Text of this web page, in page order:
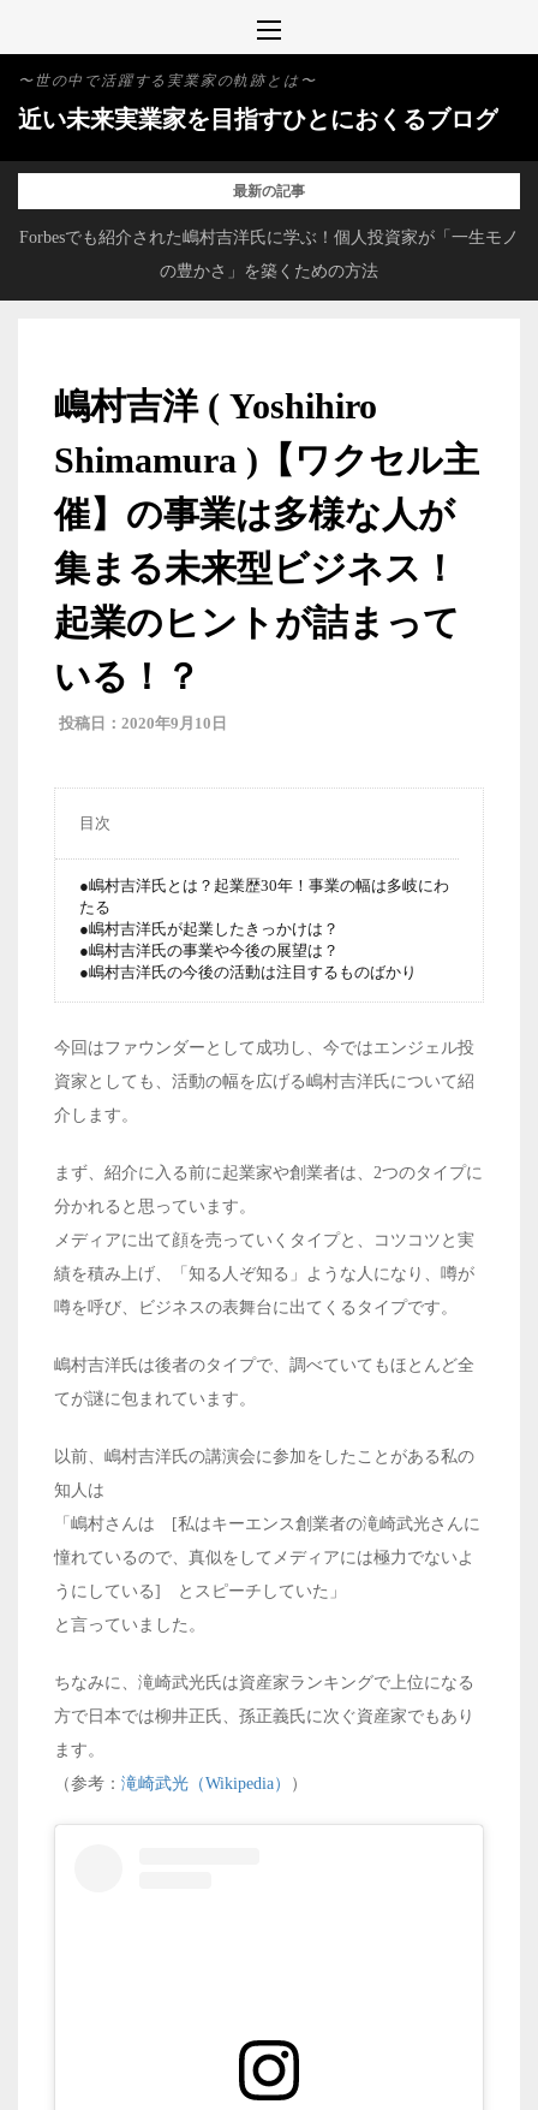
content
〜世の中で活躍する実業家の軌跡とは〜
近い未来実業家を目指すひとにおくるブログ
最新の記事
Forbesでも紹介された嶋村吉洋氏に学ぶ！個人投資家が「一生モノ
の豊かさ」を築くための方法
嶋村吉洋 ( Yoshihiro
Shimamura )【ワクセル主
催】の事業は多様な人が
集まる未来型ビジネス！
起業のヒントが詰まって
いる！？
2020年9月10日
目次
●嶋村吉洋氏とは？起業歴30年！事業の幅は多岐にわ
たる
●嶋村吉洋氏が起業したきっかけは？
●嶋村吉洋氏の事業や今後の展望は？
●嶋村吉洋氏の今後の活動は注目するものばかり
今回はファウンダーとして成功し、今ではエンジェル投
資家としても、活動の幅を広げる嶋村吉洋氏について紹
介します。
まず、紹介に入る前に起業家や創業者は、2つのタイプに
分かれると思っています。
メディアに出て顔を売っていくタイプと、コツコツと実
績を積み上げ、「知る人ぞ知る」ような人になり、噂が
噂を呼び、ビジネスの表舞台に出てくるタイプです。
嶋村吉洋氏は後者のタイプで、調べていてもほとんど全
てが謎に包まれています。
以前、嶋村吉洋氏の講演会に参加をしたことがある私の
知人は
「嶋村さんは [私はキーエンス創業者の滝崎武光さんに
憧れているので、真似をしてメディアには極力でないよ
うにしている] とスピーチしていた」
と言っていました。
ちなみに、滝崎武光氏は資産家ランキングで上位になる
方で日本では柳井正氏、孫正義氏に次ぐ資産家でもあり
ます。
（参考： 滝崎武光（Wikipedia） ）